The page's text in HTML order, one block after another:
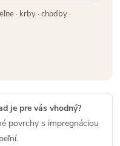
· krby · chodby ·
je pre vás vhodný?
povrchy s impregnáciou